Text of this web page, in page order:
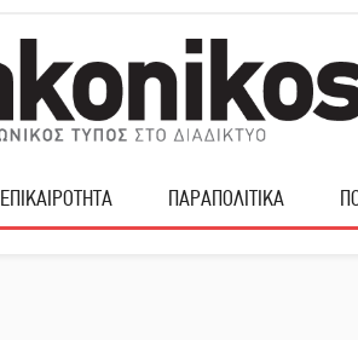
ΕΠΙΚΑΙΡΟΤΗΤΑ ΠΑΡΑΠΟΛΙΤΙΚΑ